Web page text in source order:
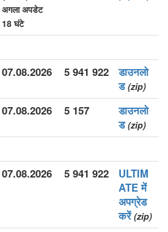
अगला अपडेट
18 घंटे
07.08.2026 5 941 922
डाउनलो
ड (zip)
07.08.2026 5 157
डाउनलो
ड (zip)
07.08.2026 5 941 922
ULTIM
ATE में
अपग्रेड
करें (zip)